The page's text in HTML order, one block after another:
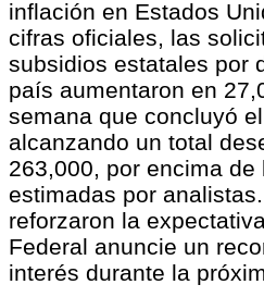
inflación en Estados
cifras oficiales, las
subsidios estatales por
país aumentaron en
semana que concluyó
alcanzando un total
263,000, por encima de
estimadas por
reforzaron la
Federal anuncie un
interés durante la